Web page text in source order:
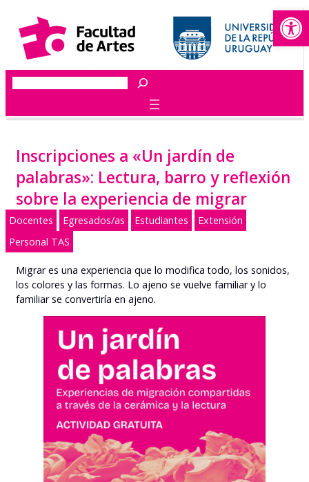
contenido
Buscar
Inscripciones a «Un jardín de
palabras»: Lectura, barro y reflexión
sobre la experiencia de migrar
Docentes Egresados/as Estudiantes
Extensión
Personal TAS
Migrar es una experiencia que lo modifica todo, los sonidos,
los colores y las formas. Lo ajeno se vuelve familiar y lo
familiar se convertiría en ajeno.